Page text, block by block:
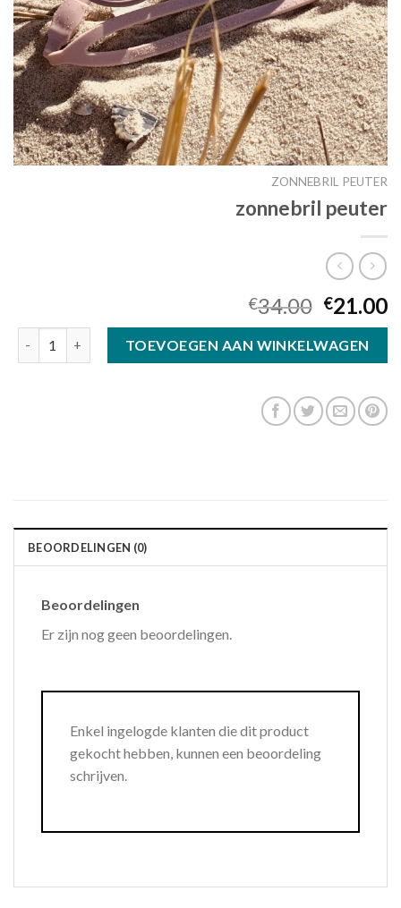
ZONNEBRIL PEUTER
zonnebril peuter
€34.00 €21.00
TOEVOEGEN AAN WINKELWAGEN
BEOORDELINGEN (0)
Beoordelingen
Er zijn nog geen beoordelingen.
Enkel ingelogde klanten die dit product
gekocht hebben, kunnen een beoordeling
schrijven.